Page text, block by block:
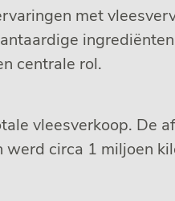
met
centrale rol.
vleesverkoop. De
circa 1 miljoen